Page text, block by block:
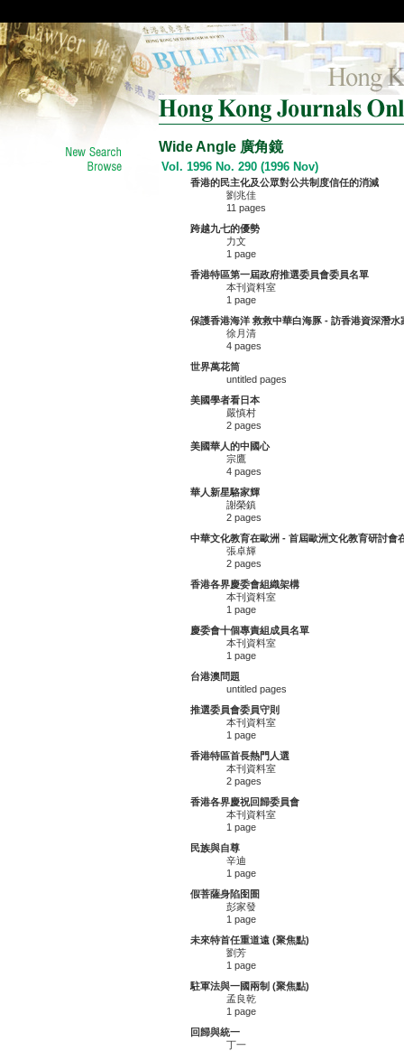
Wide Angle 廣角鏡
Vol. 1996 No. 290 (1996 Nov)
香港的民主化及公眾對公共制度信任的消減
劉兆佳
11 pages
跨越九七的優勢
力文
1 page
香港特區第一屆政府推選委員會委員名單
本刊資料室
1 page
保護香港海洋 救救中華白海豚 - 訪香港資深潛水
徐月清
4 pages
世界萬花筒
untitled pages
美國學者看日本
嚴慎村
2 pages
美國華人的中國心
宗鷹
4 pages
華人新星駱家輝
謝榮鎮
2 pages
中華文化教育在歐洲 - 首屆歐洲文化教育研討會
張卓輝
2 pages
香港各界慶委會組織架構
本刊資料室
1 page
慶委會十個專責組成員名單
本刊資料室
1 page
台港澳問題
untitled pages
推選委員會委員守則
本刊資料室
1 page
香港特區首長熱門人選
本刊資料室
2 pages
香港各界慶祝回歸委員會
本刊資料室
1 page
民族與自尊
辛迪
1 page
假菩薩身陷囹圄
彭家發
1 page
未來特首任重道遠 (聚焦點)
劉芳
1 page
駐軍法與一國兩制 (聚焦點)
孟良乾
1 page
回歸與統一
丁一